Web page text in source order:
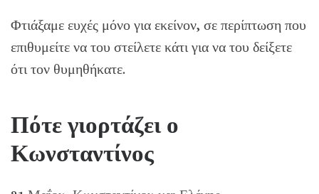
Φτιάξαμε ευχές μόνο για εκείνον, σε περίπτωση που
επιθυμείτε να του στείλετε κάτι για να του δείξετε
ότι τον θυμηθήκατε.
Πότε γιορτάζει ο
Κωνσταντίνος